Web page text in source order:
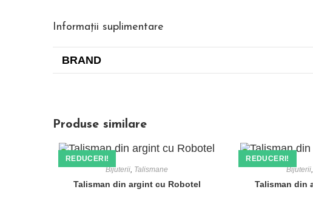
Informații suplimentare
BRAND
Produse similare
REDUCERI!
Bijuterii, Talismane
Talisman din argint cu Robotel
REDUCERI!
Bijuterii,
Talisman din
Etichete